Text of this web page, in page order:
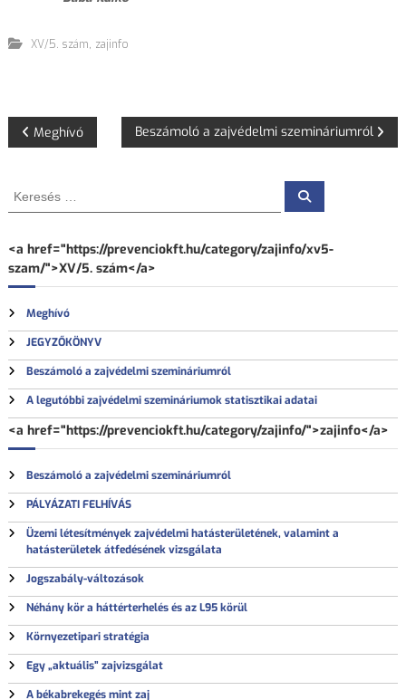
XV/5. szám, zajinfo
B
j
e
g
y
z
é
s
n
a
v
i
g
Meghívó Beszámoló a zajvédelmi szemináriumról
e
e
s
é
:
K
s
é
<a href="https://prevenciokft.hu/category/zajinfo/xv5-
szam/">XV/5. szám</a>
Meghívó
JEGYZŐKÖNYV
Beszámoló a zajvédelmi szemináriumról
A legutóbbi zajvédelmi szemináriumok statisztikai adatai
<a href="https://prevenciokft.hu/category/zajinfo/">zajinfo</a>
Beszámoló a zajvédelmi szemináriumról
PÁLYÁZATI FELHÍVÁS
Üzemi létesítmények zajvédelmi hatásterületének, valamint a
hatásterületek átfedésének vizsgálata
Jogszabály-változások
Néhány kör a háttérterhelés és az L95 körül
Környezetipari stratégia
Egy „aktuális” zajvizsgálat
A békabrekegés mint zaj